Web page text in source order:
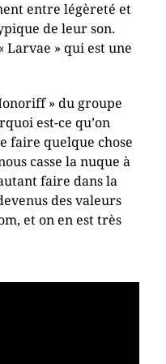
entre légèreté et
de leur son.
Larvae » qui est une
» du groupe
est-ce qu’on
faire quelque chose
casse la nuque à
faire dans la
des valeurs
et on en est très